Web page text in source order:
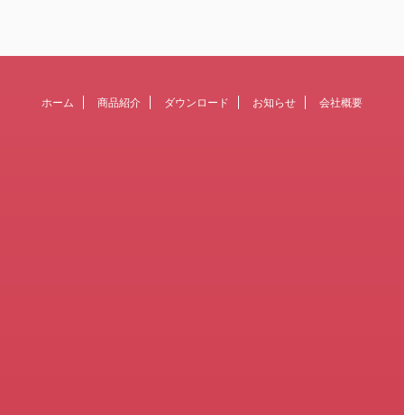
ホーム 商品紹介 ダウンロード お知らせ 会社概要